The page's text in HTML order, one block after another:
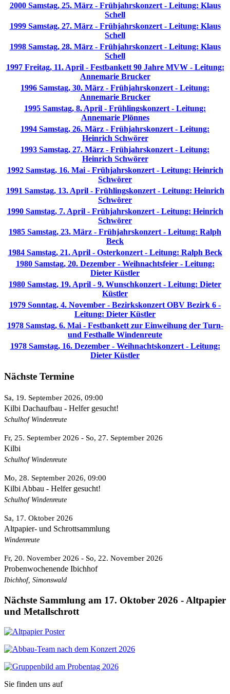
2000 Samstag, 25. März - Frühjahrskonzert - Leitung: Klaus
Schell
1999 Samstag, 27. März - Frühjahrskonzert - Leitung: Klaus
Schell
1998 Samstag, 28. März - Frühjahrskonzert - Leitung: Klaus
Schell
1997 Freitag, 11. April - Festbankett 90 Jahre MVW - Leitung:
Annemarie Brucker
1996 Samstag, 30. März - Frühjahrskonzert - Leitung:
Annemarie Brucker
1995 Samstag, 8. April - Frühlingskonzert - Leitung:
Annemarie Plönnes
1994 Samstag, 26. März - Frühjahrskonzert - Leitung:
Heinrich Schwörer
1993 Samstag, 27. März - Frühjahrskonzert - Leitung:
Heinrich Schwörer
1992 Samstag, 16. Mai - Frühjahrskonzert - Leitung: Heinrich
Schwörer
1991 Samstag, 13. April - Frühlingskonzert - Leitung: Heinrich
Schwörer
1990 Samstag, 7. April - Frühjahrskonzert - Leitung: Heinrich
Schwörer
1985 Samstag, 23. März - Frühjahrskonzert - Leitung: Ralph
Beck
1984 Samstag, 21. April - Osterkonzert - Leitung: Ralph Beck
1980 Samstag, 20. Dezember - Weihnachtsfeier - Leitung:
Dieter Küstler
1980 Samstag, 19. April - 9. Wunschkonzert - Leitung: Dieter
Küstler
1979 Sonntag, 4. November - Bezirkskonzert OBV Bezirk 6 -
Leitung: Dieter Küstler
1978 Samstag, 6. Mai - Festbankett zur Einweihung der Turn-
und Festhalle Windenreute
1978 Samstag, 16. Dezember - Weihnachtskonzert - Leitung:
Dieter Küstler
Nächste Termine
Sa, 19. September 2026, 09:00
Kilbi Dachaufbau - Helfer gesucht!
Schulhof Windenreute
Fr, 25. September 2026 - So, 27. September 2026
Kilbi
Schulhof Windenreute
Mo, 28. September 2026, 09:00
Kilbi Abbau - Helfer gesucht!
Schulhof Windenreute
Sa, 17. Oktober 2026
Altpapier- und Schrottsammlung
Windenreute
Fr, 20. November 2026 - So, 22. November 2026
Probenwochenende Ibichhof
Ibichhof, Simonswald
Nächste Sammlung am 17. Oktober 2026 - Altpapier
und Metallschrott
Sie finden uns auf